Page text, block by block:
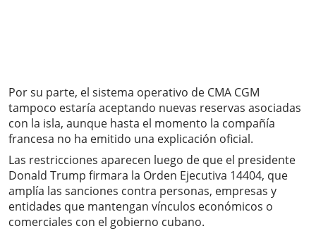
Por su parte, el sistema operativo de CMA CGM
tampoco estaría aceptando nuevas reservas asociadas
con la isla, aunque hasta el momento la compañía
francesa no ha emitido una explicación oficial.
Las restricciones aparecen luego de que el presidente
Donald Trump firmara la Orden Ejecutiva 14404, que
amplía las sanciones contra personas, empresas y
entidades que mantengan vínculos económicos o
comerciales con el gobierno cubano.